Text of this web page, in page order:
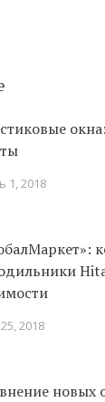
1, 2018
2018
новых